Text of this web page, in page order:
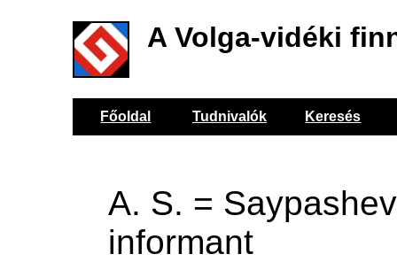
A Volga-vidéki
Főoldal Tudnivalók Keresés
A. S. =
informant